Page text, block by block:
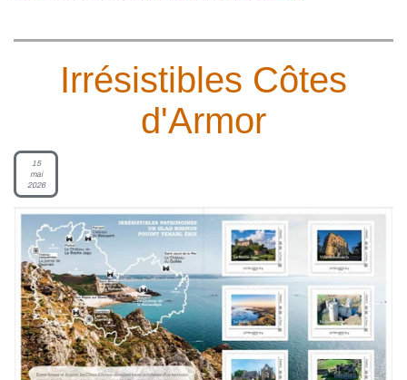
Irrésistibles Côtes
d'Armor
15
mai
2026